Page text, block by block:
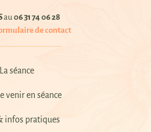
au06 31 74 06 28
de contact
La séance
venir en séance
infos pratiques